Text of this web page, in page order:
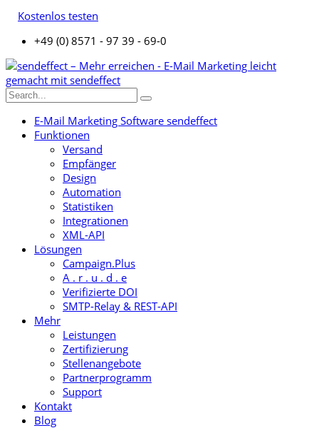
Kostenlos testen
+49 (0) 8571 - 97 39 - 69-0
E-Mail Marketing Software sendeffect
Funktionen
Versand
Empfänger
Design
Automation
Statistiken
Integrationen
XML-API
Lösungen
Campaign.Plus
A . r . u . d . e
Verifizierte DOI
SMTP-Relay & REST-API
Mehr
Leistungen
Zertifizierung
Stellenangebote
Partnerprogramm
Support
Kontakt
Blog